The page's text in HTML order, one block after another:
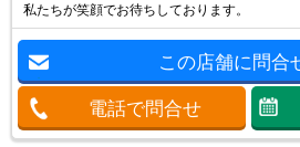
私たちが笑顔でお待ちしております。
この店舗に問合
電話で問合せ